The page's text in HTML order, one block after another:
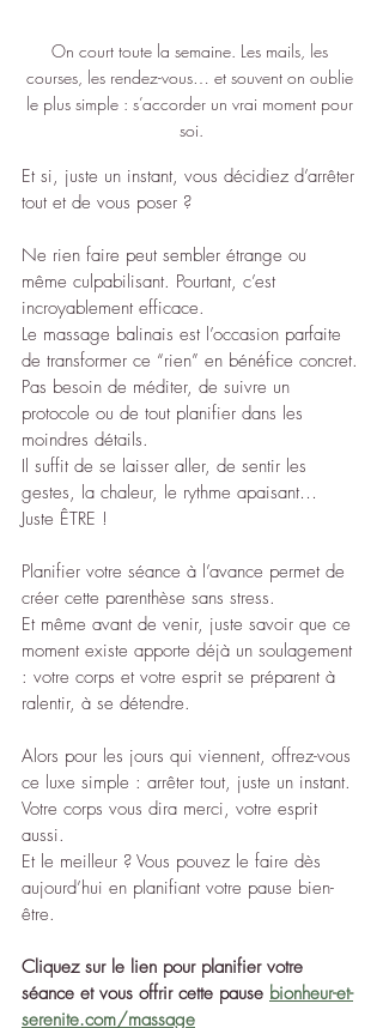
On court toute la semaine. Les mails, les
courses, les rendez-vous… et souvent on oublie
le plus simple : s’accorder un vrai moment pour
soi.
Et si, juste un instant, vous décidiez d’arrêter
tout et de vous poser ?
Ne rien faire peut sembler étrange ou
même culpabilisant. Pourtant, c’est
incroyablement efficace.
Le massage balinais est l’occasion parfaite
de transformer ce “rien” en bénéfice concret.
Pas besoin de méditer, de suivre un
protocole ou de tout planifier dans les
moindres détails.
Il suffit de se laisser aller, de sentir les
gestes, la chaleur, le rythme apaisant…
Juste ÊTRE !
Planifier votre séance à l’avance permet de
créer cette parenthèse sans stress.
Et même avant de venir, juste savoir que ce
moment existe apporte déjà un soulagement
: votre corps et votre esprit se préparent à
ralentir, à se détendre.
Alors pour les jours qui viennent, offrez-vous
ce luxe simple : arrêter tout, juste un instant.
Votre corps vous dira merci, votre esprit
aussi.
Et le meilleur ? Vous pouvez le faire dès
aujourd’hui en planifiant votre pause bien-
être.
Cliquez sur le lien pour planifier votre
séance et vous offrir cette pause bionheur-et-
serenite.com/massage